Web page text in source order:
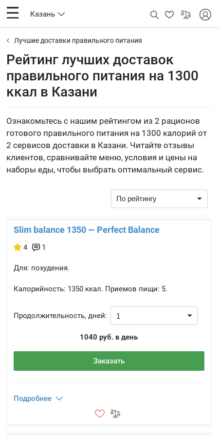
Казань
Лучшие доставки правильного питания
Рейтинг лучших доставок
правильного питания на 1300
ккал в Казани
Ознакомьтесь с нашим рейтингом из 2 рационов
готового правильного питания на 1300 калорий от
2 сервисов доставки в Казани. Читайте отзывы
клиентов, сравнивайте меню, условия и цены на
наборы еды, чтобы выбрать оптимальный сервис.
Slim balance 1350 — Perfect Balance
4 1
Для: похудения.
Калорийность: 1350 ккал. Приемов пищи: 5.
Продолжительность, дней:
1040 руб. в день
Заказать
Подробнее